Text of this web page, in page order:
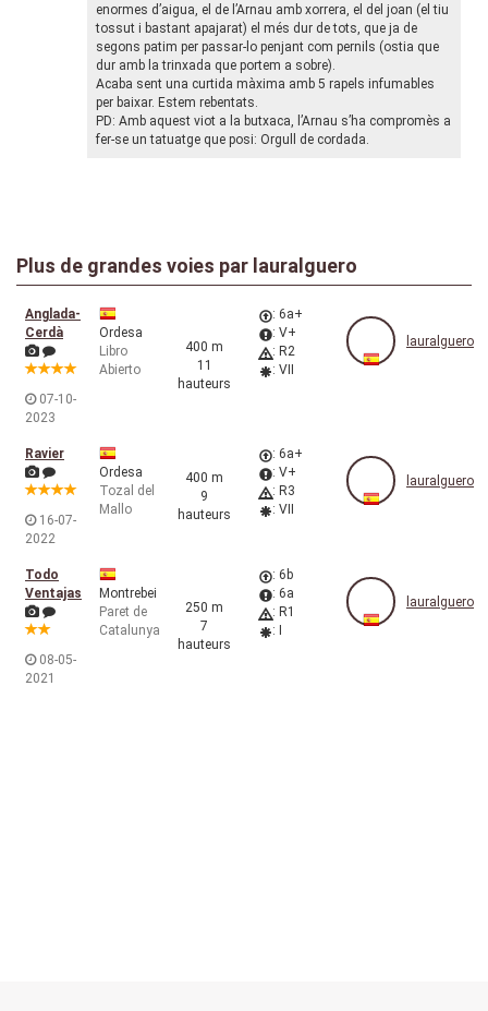
enormes d’aigua, el de l’Arnau amb xorrera, el del joan (el tiu
tossut i bastant apajarat) el més dur de tots, que ja de
segons patim per passar-lo penjant com pernils (ostia que
dur amb la trinxada que portem a sobre).
Acaba sent una curtida màxima amb 5 rapels infumables
per baixar. Estem rebentats.
PD: Amb aquest viot a la butxaca, l’Arnau s’ha compromès a
fer-se un tatuatge que posi: Orgull de cordada.
Plus de grandes voies par lauralguero
Anglada-
Cerdà
07-10-
2023
Ordesa
Libro
Abierto
400 m
11
hauteurs
: 6a+
: V+
: R2
: VII
lauralguero
Ravier
16-07-
2022
Ordesa
Tozal del
Mallo
400 m
9
hauteurs
: 6a+
: V+
: R3
: VII
lauralguero
Todo
Ventajas
08-05-
2021
Montrebei
Paret de
Catalunya
250 m
7
hauteurs
: 6b
: 6a
: R1
: I
lauralguero